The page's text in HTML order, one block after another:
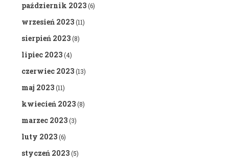
październik 2023(6)
wrzesień 2023(11)
sierpień 2023(8)
lipiec 2023(4)
czerwiec 2023(13)
maj 2023(11)
kwiecień 2023(8)
marzec 2023(3)
luty 2023(6)
styczeń 2023(5)